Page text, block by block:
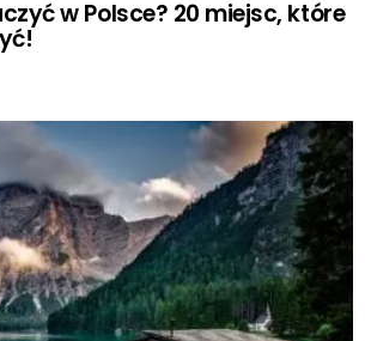
w Polsce? 20 miejsc, które